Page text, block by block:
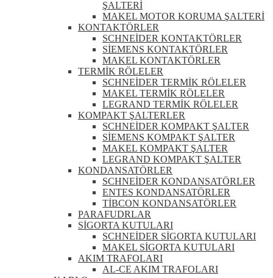
ŞALTERİ
MAKEL MOTOR KORUMA ŞALTERİ
KONTAKTÖRLER
SCHNEİDER KONTAKTÖRLER
SİEMENS KONTAKTÖRLER
MAKEL KONTAKTÖRLER
TERMİK RÖLELER
SCHNEİDER TERMİK RÖLELER
MAKEL TERMİK RÖLELER
LEGRAND TERMİK RÖLELER
KOMPAKT ŞALTERLER
SCHNEİDER KOMPAKT ŞALTER
SİEMENS KOMPAKT ŞALTER
MAKEL KOMPAKT ŞALTER
LEGRAND KOMPAKT ŞALTER
KONDANSATÖRLER
SCHNEİDER KONDANSATÖRLER
ENTES KONDANSATÖRLER
TİBCON KONDANSATÖRLER
PARAFUDRLAR
SİGORTA KUTULARI
SCHNEİDER SİGORTA KUTULARI
MAKEL SİGORTA KUTULARI
AKIM TRAFOLARI
AL-CE AKIM TRAFOLARI